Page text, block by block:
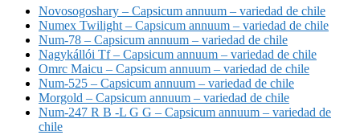
Novosogoshary – Capsicum annuum – variedad de chile
Numex Twilight – Capsicum annuum – variedad de chile
Num-78 – Capsicum annuum – variedad de chile
Nagykállói Tf – Capsicum annuum – variedad de chile
Omrc Maicu – Capsicum annuum – variedad de chile
Num-525 – Capsicum annuum – variedad de chile
Morgold – Capsicum annuum – variedad de chile
Num-247 R B -L G G – Capsicum annuum – variedad de
chile